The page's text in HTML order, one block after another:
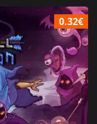
0.32€